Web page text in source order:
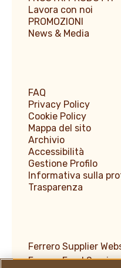
Lavora con noi
PROMOZIONI
News & Media
FAQ
Privacy Policy
Cookie Policy
Mappa del sito
Archivio
Accessibilità
Gestione Profilo
Informativa sulla
Trasparenza
Ferrero Supplier
Ferrero Food Service